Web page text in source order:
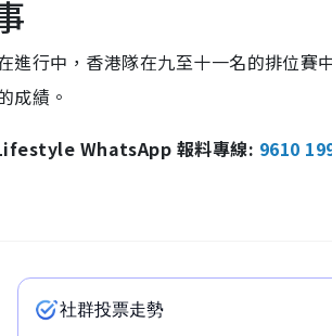
進行中，香港隊在九至十一名的排位
成績。
WhatsApp 報料專線: 9610